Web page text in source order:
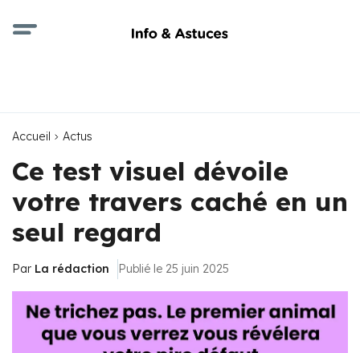
Accueil Actus
Ce test visuel dévoile
votre travers caché en un
seul regard
Par La rédaction Publié le 25 juin 2025